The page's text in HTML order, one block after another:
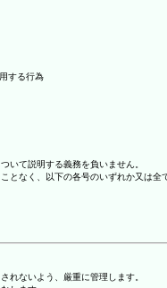
する行為
いて説明する義務を負いません。
なく、以下の各号のいずれか又は全
れないよう、厳重に管理します。